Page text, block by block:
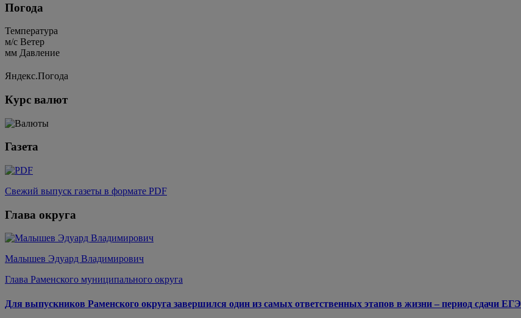
Погода
Температура
м/c Ветер
мм Давление
Яндекс.Погода
Курс валют
Газета
Свежий выпуск газеты в формате PDF
Глава округа
Малышев Эдуард Владимирович
Глава Раменского муниципального округа
Для выпускников Раменского округа завершился один из самых ответственных этапов в жизни – период сдачи ЕГЭ